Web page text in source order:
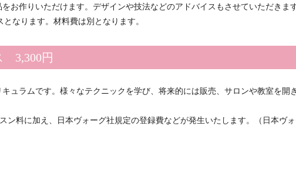
お作りいただけます。デザインや技法などのアドバイスもさせていただきます
なります。材料費は別となります。
3,300円
ュラムです。様々なテクニックを学び、将来的には販売、サロンや教室を開
ン料に加え、日本ヴォーグ社規定の登録費などが発生いたします。（日本ヴ